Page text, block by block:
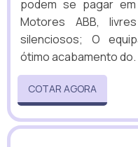
podem se pagar
Motores ABB,
silenciosos; O
ótimo acabamento do.
COTAR AGORA